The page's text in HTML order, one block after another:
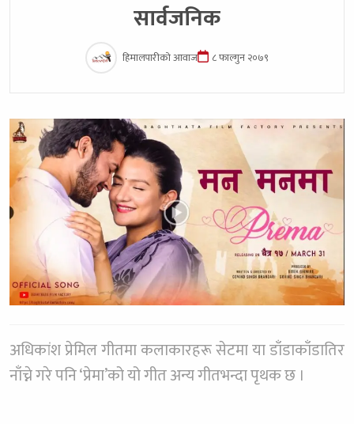
सार्वजनिक
हिमालपारीको आवाज ८ फाल्गुन २०७९
अधिकांश प्रेमिल गीतमा कलाकारहरू सेटमा या डाँडाकाँडातिर
नाँच्ने गरे पनि ‘प्रेमा’को यो गीत अन्य गीतभन्दा पृथक छ ।